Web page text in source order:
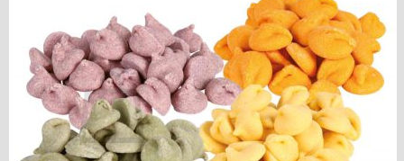
جستجو برای: